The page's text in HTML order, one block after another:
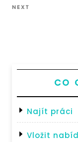
příspěvek
Next
NEXT
CO
Najít práci
Vložit